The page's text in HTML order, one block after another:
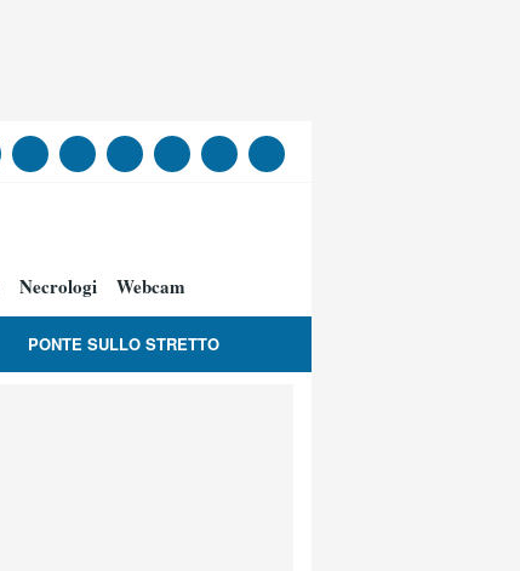
Necrologi Webcam
PONTE SULLO STRETTO